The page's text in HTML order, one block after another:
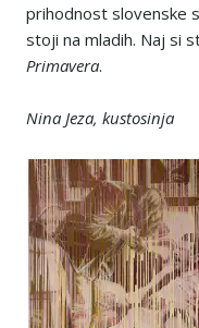
prihodnost slovenske
stoji na mladih. Naj si
Primavera.
Nina Jeza, kustosinja